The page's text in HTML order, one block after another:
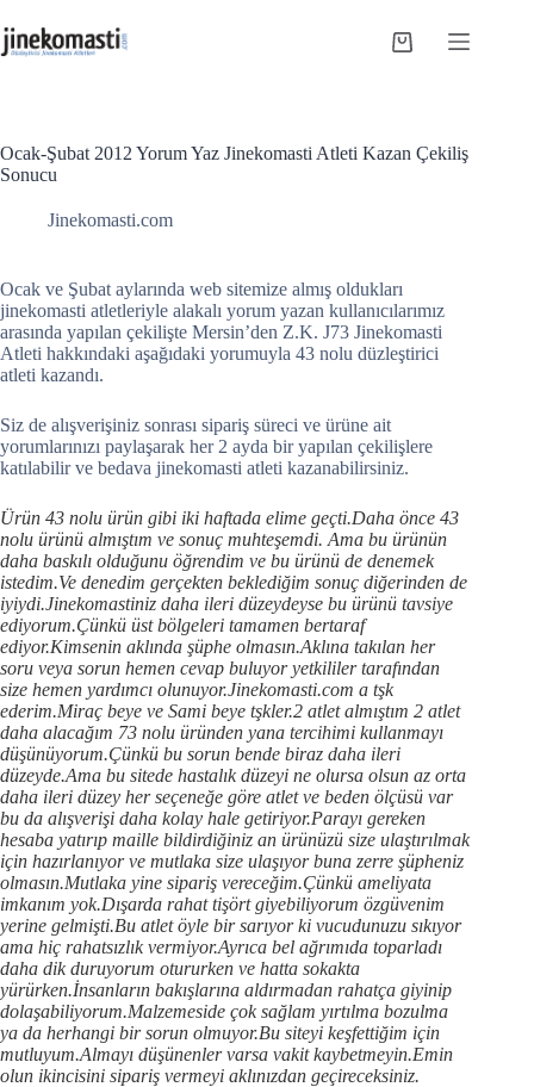
to
content
Shopping
Ocak-Şubat 2012 Yorum Yaz Jinekomasti Atleti Kazan Çekiliş
Sonucu
Jinekomasti.com
Ocak ve Şubat aylarında web sitemize almış oldukları
jinekomasti atletleriyle alakalı yorum yazan kullanıcılarımız
arasında yapılan çekilişte Mersin’den Z.K. J73 Jinekomasti
Atleti hakkındaki aşağıdaki yorumuyla 43 nolu düzleştirici
atleti kazandı.
Siz de alışverişiniz sonrası sipariş süreci ve ürüne ait
yorumlarınızı paylaşarak her 2 ayda bir yapılan çekilişlere
katılabilir ve bedava jinekomasti atleti kazanabilirsiniz.
Ürün 43 nolu ürün gibi iki haftada elime geçti.Daha önce 43
nolu ürünü almıştım ve sonuç muhteşemdi. Ama bu ürünün
daha baskılı olduğunu öğrendim ve bu ürünü de denemek
istedim.Ve denedim gerçekten beklediğim sonuç diğerinden de
iyiydi.Jinekomastiniz daha ileri düzeydeyse bu ürünü tavsiye
ediyorum.Çünkü üst bölgeleri tamamen bertaraf
ediyor.Kimsenin aklında şüphe olmasın.Aklına takılan her
soru veya sorun hemen cevap buluyor yetkililer tarafından
size hemen yardımcı olunuyor.Jinekomasti.com a tşk
ederim.Miraç beye ve Sami beye tşkler.2 atlet almıştım 2 atlet
daha alacağım 73 nolu üründen yana tercihimi kullanmayı
düşünüyorum.Çünkü bu sorun bende biraz daha ileri
düzeyde.Ama bu sitede hastalık düzeyi ne olursa olsun az orta
daha ileri düzey her seçeneğe göre atlet ve beden ölçüsü var
bu da alışverişi daha kolay hale getiriyor.Parayı gereken
hesaba yatırıp maille bildirdiğiniz an ürünüzü size ulaştırılmak
için hazırlanıyor ve mutlaka size ulaşıyor buna zerre şüpheniz
olmasın.Mutlaka yine sipariş vereceğim.Çünkü ameliyata
imkanım yok.Dışarda rahat tişört giyebiliyorum özgüvenim
yerine gelmişti.Bu atlet öyle bir sarıyor ki vucudunuzu sıkıyor
ama hiç rahatsızlık vermiyor.Ayrıca bel ağrımıda toparladı
daha dik duruyorum otururken ve hatta sokakta
yürürken.İnsanların bakışlarına aldırmadan rahatça giyinip
dolaşabiliyorum.Malzemeside çok sağlam yırtılma bozulma
ya da herhangi bir sorun olmuyor.Bu siteyi keşfettiğim için
mutluyum.Almayı düşünenler varsa vakit kaybetmeyin.Emin
olun ikincisini sipariş vermeyi aklınızdan geçireceksiniz.